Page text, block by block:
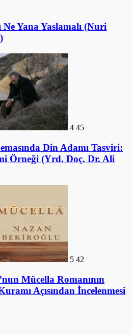
Yana Yaslamalı (Nuri
4 45
Din Adamı Tasviri:
Örneği (Yrd. Doç. Dr. Ali
5 42
Mücella Romanının
Açısından İncelenmesi